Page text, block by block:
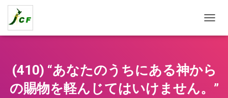
O
L
E
(410) “あなたのうちにある神から
の賜物を軽んじてはいけません。”